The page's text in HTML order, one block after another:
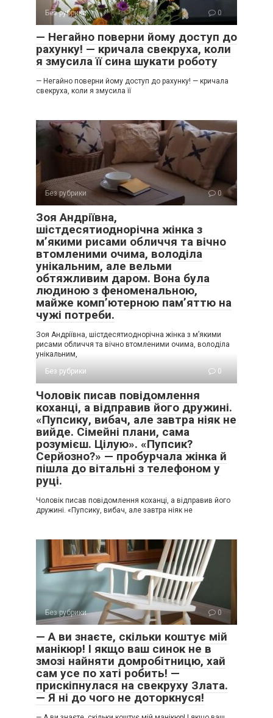
Без рубрики 0
— Негайно поверни йому доступ до
рахунку! — кричала свекруха, коли
я змусила її сина шукати роботу
— Негайно поверни йому доступ до рахунку! — кричала
свекруха, коли я змусила її
Без рубрики 0
Зоя Андріївна,
шістдесятиоднорічна жінка з
м’якими рисами обличчя та вічно
втомленими очима, володіла
унікальним, але вельми
обтяжливим даром. Вона була
людиною з феноменальною,
майже комп’ютерною пам’яттю на
чужі потреби.
Зоя Андріївна, шістдесятиоднорічна жінка з м’якими
рисами обличчя та вічно втомленими очима, володіла
унікальним,
Без рубрики
0
Чоловік писав повідомлення
коханці, а відправив його дружині.
«Пупсику, вибач, але завтра ніяк не
вийде. Сімейні плани, сама
розумієш. Цілую». «Пупсик?
Серйозно?» — пробурчала жінка й
пішла до вітальні з телефоном у
руці.
Чоловік писав повідомлення коханці, а відправив його
дружині. «Пупсику, вибач, але завтра ніяк не
Без рубрики 0
— А ви знаєте, скільки коштує мій
манікюр! І якщо ваш синок не в
змозі найняти домробітницю, хай
сам усе по хаті робить! —
прискіпнулася на свекруху Злата.
— Я ні до чого не доторкнуся!